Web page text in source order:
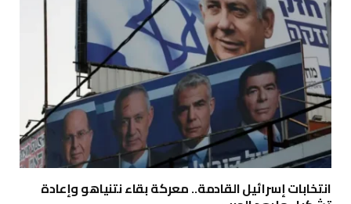
انتخابات إسرائيل القادمة.. معركة بقاء نتنياهو وإعادة